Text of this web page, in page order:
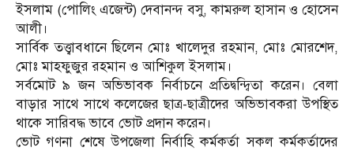
ইসলাম (পোলিং এজেন্ট) দেবানন্দ বসু, কামরুল হাসান ও হোসেন
আলী।
সার্বিক তত্ত্বাবধানে ছিলেন মোঃ খালেদুর রহমান, মোঃ মোরশেদ,
মোঃ মাহফুজুর রহমান ও আশিকুল ইসলাম।
সর্বমোট ৯ জন অভিভাবক নির্বাচনে প্রতিদ্বন্দ্বিতা করেন। বেলা
বাড়ার সাথে সাথে কলেজের ছাত্র-ছাত্রীদের অভিভাবকরা উপস্থিত
থাকে সারিবদ্ধ ভাবে ভোট প্রদান করেন।
ভোট গণনা শেষে উপজেলা নির্বাহি কর্মকর্তা সকল কর্মকর্তাদের